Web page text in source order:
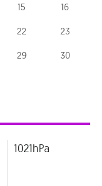
15 16
22 23
29 30
1021hPa